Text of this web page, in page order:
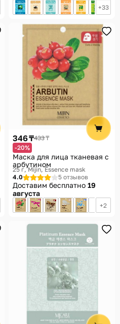
33
346 ₸433 ₸
-20%
Маска для лица тканевая с
арбутином
25 г Mijin, Essence mask
4.0
5 отзывов
Доставим бесплатно 19
августа
2